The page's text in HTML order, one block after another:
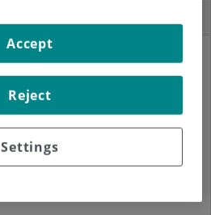
Settings
Reject
Accept